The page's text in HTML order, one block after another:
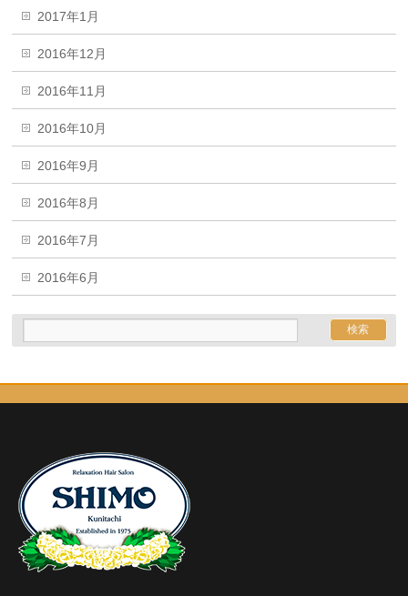
2017年1月
2016年12月
2016年11月
2016年10月
2016年9月
2016年8月
2016年7月
2016年6月